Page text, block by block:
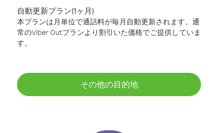
自動更新プラン(1ヶ月)
本プランは月単位で通話料が毎月自動更新されます。通
常のViber Outプランより割引いた価格でご提供していま
す。
その他の目的地